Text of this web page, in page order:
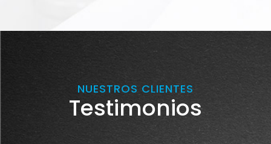
NUESTROS CLIENTES
Testimonios